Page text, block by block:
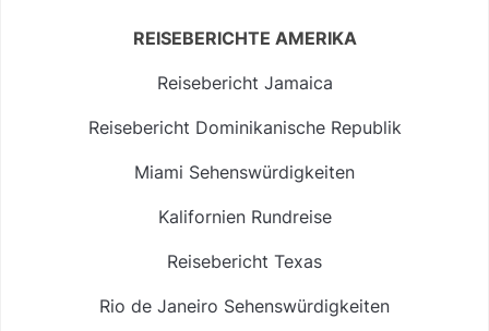
REISEBERICHTE AMERIKA
Reisebericht Jamaica
Reisebericht Dominikanische Republik
Miami Sehenswürdigkeiten
Kalifornien Rundreise
Reisebericht Texas
Rio de Janeiro Sehenswürdigkeiten